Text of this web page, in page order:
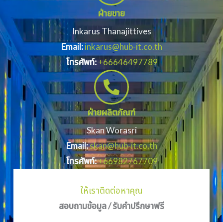
ฝ่ายขาย
Inkarus Thanajittives
Email:inkarus@hub-it.co.th
โทรศัพท์:+66646497789
ฝ่ายผลิตภัณฑ์
Skan Worasri
Email:skan@hub-it.co.th
โทรศัพท์:+66982767709
ให้เราติดต่อหาคุณ
สอบถามข้อมูล / รับคำปรึกษาฟรี